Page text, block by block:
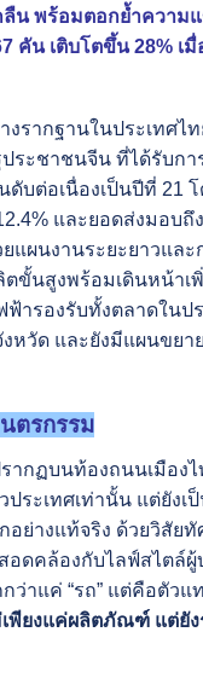
น พร้อมตอกย้ำความ
คัน เติบโตขึ้น 28% เ
รากฐานในประเทศไ
ะชาชนจีน ที่ได้รับกา
ต่อเนื่องเป็นปีที่ 21
และยอดส่งมอบ
ผนงานระยะยาวและ
ขั้นสูงพร้อมเดินหน้า
ารองรับทั้งตลาดใน
วัด และยังมีแผนขยา
ตรกรรม
ากฏบนท้องถนนเมืองไ
ะเทศเท่านั้น แต่ยัง
ย่างแท้จริง ด้วยวิสัย
คล้องกับไลฟ์สไตล์
าแค่ “รถ” แต่คือตัว
พียงแค่ผลิตภัณฑ์ แต่ยั